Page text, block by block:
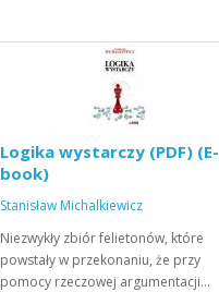
Logika wystarczy (PDF) (E-
book)
Stanisław Michalkiewicz
Niezwykły zbiór felietonów, które
powstały w przekonaniu, że przy
pomocy rzeczowej argumentacji…